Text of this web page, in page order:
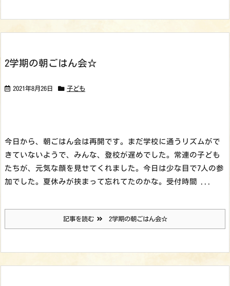
2学期の朝ごはん会☆
2021年8月26日 子ども
今日から、朝ごはん会は再開です。まだ学校に通うリズムがで
きていないようで、みんな、登校が遅めでした。常連の子ども
たちが、元気な顔を見せてくれました。今日は少な目で7人の参
加でした。夏休みが挟まって忘れてたのかな。 受付時間 ...
記事を読む 2学期の朝ごはん会☆